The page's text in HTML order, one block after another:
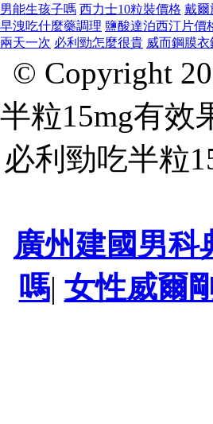
男能生孩子嗎 西力士10粒裝價格 戴爾
早洩吃什麼藥調理 鹽酸達泊西汀片價
兩天一次 必利勁怎麼很貴 威而鋼膜衣
© Copyright
半粒15mg有效
必利勁吃半粒
廣州建國男科
嗎| 女性威爾